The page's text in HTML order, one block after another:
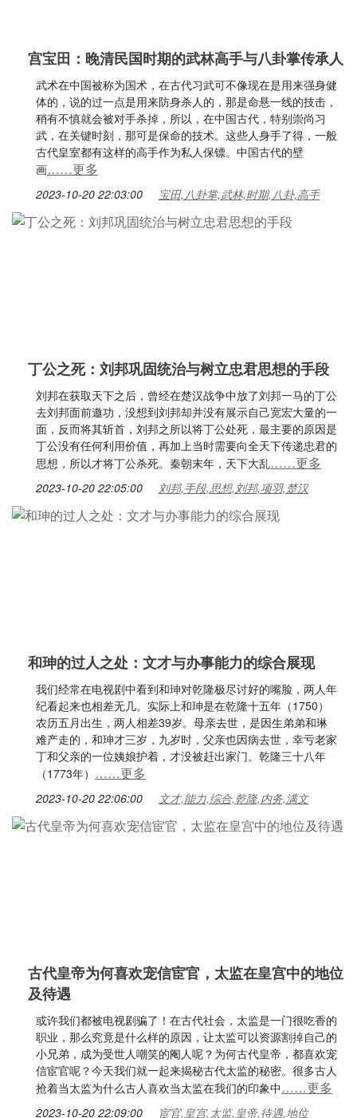
宫宝田：晚清民国时期的武林高手与八卦掌传承人
武术在中国被称为国术，在古代习武可不像现在是用来强身健
体的，说的过一点是用来防身杀人的，那是命悬一线的技击，
稍有不慎就会被对手杀掉，所以，在中国古代，特别崇尚习
武，在关键时刻，那可是保命的技术。这些人身手了得，一般
古代皇室都有这样的高手作为私人保镖。中国古代的壁
画……更多
2023-10-20 22:03:00 宝田,八卦掌,武林,时期,八卦,高手
丁公之死：刘邦巩固统治与树立忠君思想的手段
刘邦在获取天下之后，曾经在楚汉战争中放了刘邦一马的丁公
去刘邦面前邀功，没想到刘邦却并没有展示自己宽宏大量的一
面，反而将其斩首，刘邦之所以将丁公处死，最主要的原因是
丁公没有任何利用价值，再加上当时需要向全天下传递忠君的
思想，所以才将丁公杀死。秦朝末年，天下大乱……更多
2023-10-20 22:05:00 刘邦,手段,思想,刘邦,项羽,楚汉
和珅的过人之处：文才与办事能力的综合展现
我们经常在电视剧中看到和珅对乾隆极尽讨好的嘴脸，两人年
纪看起来也相差无几。实际上和珅是在乾隆十五年（1750）
农历五月出生，两人相差39岁。母亲去世，是因生弟弟和琳
难产走的，和珅才三岁，九岁时，父亲也因病去世，幸亏老家
丁和父亲的一位姨娘护着，才没被赶出家门。乾隆三十八年
（1773年） ……更多
2023-10-20 22:06:00 文才,能力,综合,乾隆,内务,满文
古代皇帝为何喜欢宠信宦官，太监在皇宫中的地位
及待遇
或许我们都被电视剧骗了！在古代社会，太监是一门很吃香的
职业，那么究竟是什么样的原因，让太监可以资源割掉自己的
小兄弟，成为受世人嘲笑的阉人呢？为何古代皇帝，都喜欢宠
信宦官呢？今天我们就一起来揭秘古代太监的秘密。很多古人
抢着当太监为什么古人喜欢当太监在我们的印象中……更多
2023-10-20 22:09:00 宦官,皇宫,太监,皇帝,待遇,地位